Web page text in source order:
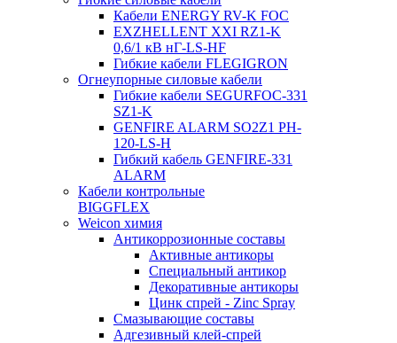
Кабели ENERGY RV-K FOC
EXZHELLENT XXI RZ1-K
0,6/1 кВ нГ-LS-HF
Гибкие кабели FLEGIGRON
Огнеупорные силовые кабели
Гибкие кабели SEGURFOC-331
SZ1-K
GENFIRE ALARM SO2Z1 PH-
120-LS-H
Гибкий кабель GENFIRE-331
ALARM
Кабели контрольные
BIGGFLEX
Weicon химия
Антикоррозионные составы
Активные антикоры
Специальный антикор
Декоративные антикоры
Цинк спрей - Zinc Spray
Смазывающие составы
Адгезивный клей-спрей